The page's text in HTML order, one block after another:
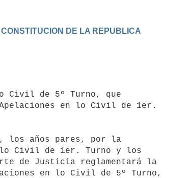
DE LA REPUBLICA
en lo Civil de 1er.
lo Civil de 1er. Turno y los
de Justicia reglamentará la
en lo Civil de 5º Turno,